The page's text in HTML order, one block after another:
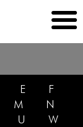
E
F
M
N
U
W